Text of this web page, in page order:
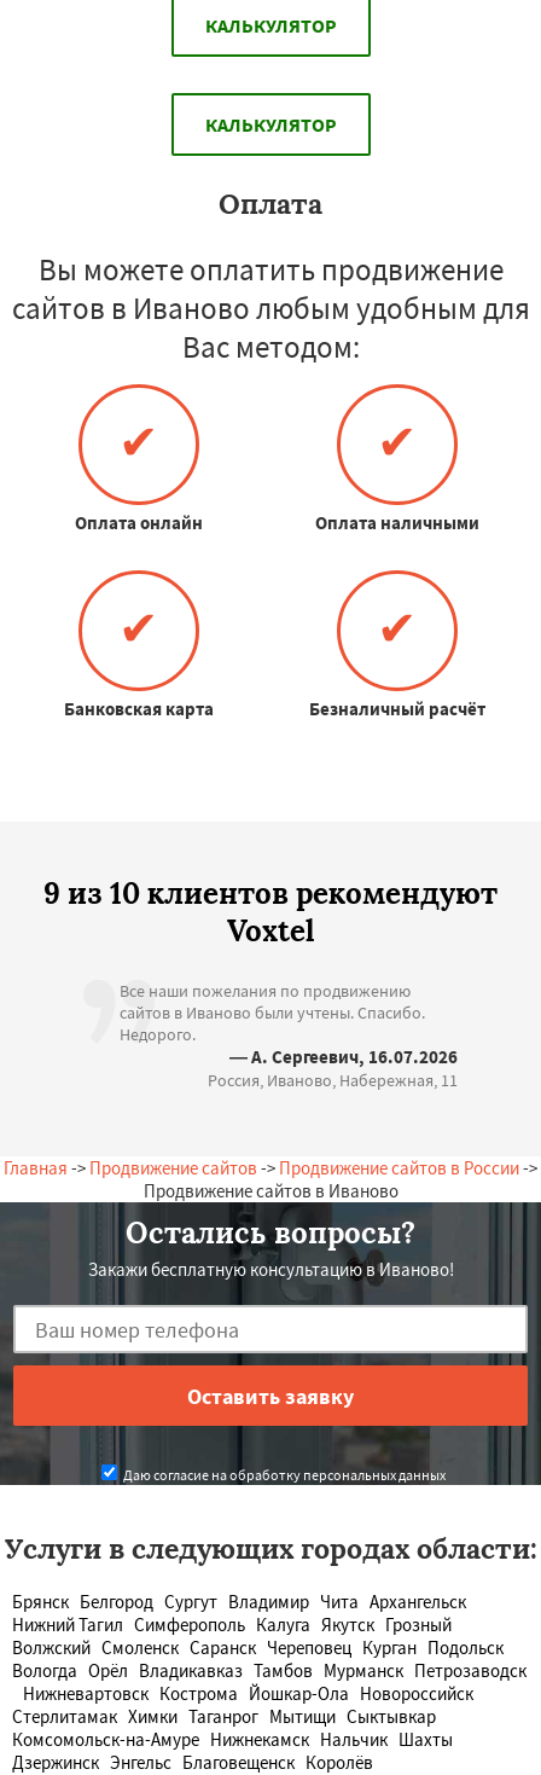
КАЛЬКУЛЯТОР
КАЛЬКУЛЯТОР
Оплата
Вы можете оплатить продвижение
сайтов в Иваново любым удобным для
Вас методом:
✔
Оплата онлайн
✔
Оплата наличными
✔
Банковская карта
✔
Безналичный расчёт
9 из 10 клиентов рекомендуют
Voxtel
Все наши пожелания по продвижению
сайтов в Иваново были учтены. Спасибо.
Недорого.
— А. Сергеевич, 16.07.2026
Россия, Иваново, Набережная, 11
Главная -> Продвижение сайтов -> Продвижение сайтов в России->
Продвижение сайтов в Иваново
Остались вопросы?
Закажи бесплатную консультацию в Иваново!
Даю согласие на обработку персональных данных
Услуги в следующих городах области:
Брянск Белгород Сургут Владимир Чита Архангельск
Нижний Тагил Симферополь Калуга Якутск Грозный
Волжский Смоленск Саранск Череповец Курган Подольск
Вологда Орёл Владикавказ Тамбов Мурманск Петрозаводск
Нижневартовск Кострома Йошкар-Ола Новороссийск
Стерлитамак Химки Таганрог Мытищи Сыктывкар
Комсомольск-на-Амуре Нижнекамск Нальчик Шахты
Дзержинск Энгельс Благовещенск Королёв